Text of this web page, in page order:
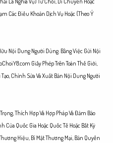
Các Điều Khoản Dịch Vụ Hoặc (Theo Ý
Nội Dung Người Dùng. Bằng Việc Gửi Nội
Giấy Phép Trên Toàn Thế Giới,
Chỉnh Sửa Và Xuất Bản Nội Dung Người
Thích Hợp Và Hợp Pháp Và Đảm Bảo
Quốc Gia Hoặc Quốc Tế Hoặc Bất Kỳ
Hiệu, Bí Mật Thương Mại, Bản Quyền